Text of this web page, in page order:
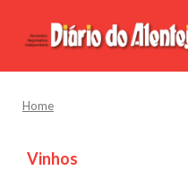
Home
Vinhos